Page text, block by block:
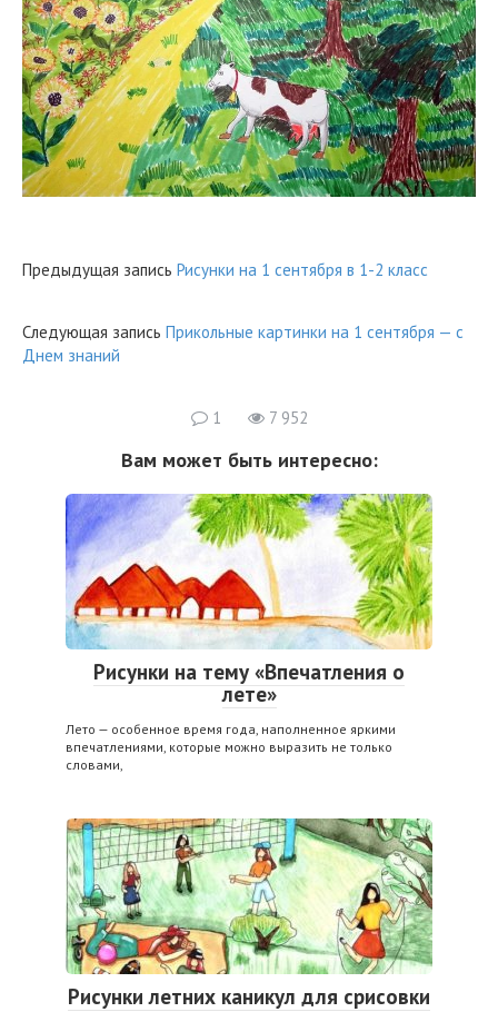
Предыдущая запись Рисунки на 1 сентября в 1-2 класс
Следующая запись Прикольные картинки на 1 сентября — с
Днем знаний
1 7 952
Вам может быть интересно:
Рисунки на тему «Впечатления о
лете»
Лето — особенное время года, наполненное яркими
впечатлениями, которые можно выразить не только
словами,
Рисунки летних каникул для срисовки